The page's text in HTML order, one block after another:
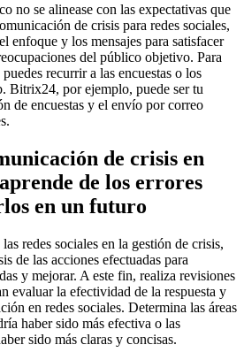
no se alinease con las expectativas que
de crisis para redes sociales,
enfoque y los mensajes para satisfacer
del público objetivo. Para
recurrir a las encuestas o los
Bitrix24, por ejemplo, puede ser tu
de encuestas y el envío por correo
de crisis en
de los errores
en un futuro
redes sociales en la gestión de crisis,
de las acciones efectuadas para
y mejorar. A este fin, realiza revisiones
evaluar la efectividad de la respuesta y
en redes sociales. Determina las áreas
haber sido más efectiva o las
sido más claras y concisas.